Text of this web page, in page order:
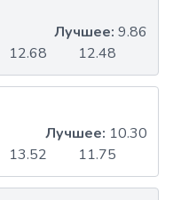
12.68 12.48
Лучшее: 9.86
13.52 11.75
Лучшее: 10.30